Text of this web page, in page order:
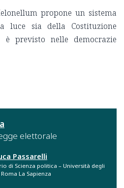
propone un sistema
luce sia della Costituzione
previsto nelle democrazie
elettorale
Passarelli
di Scienza politica – Università degli
La Sapienza